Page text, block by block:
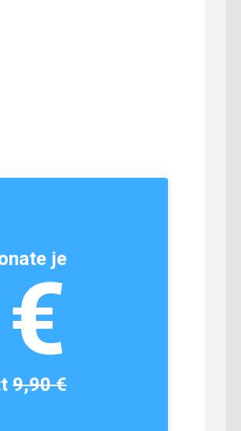
je
9,90 €